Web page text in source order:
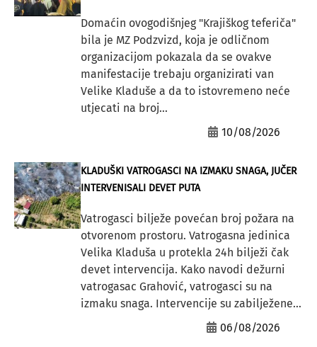
Domaćin ovogodišnjeg "Krajiškog teferiča"
bila je MZ Podzvizd, koja je odličnom
organizacijom pokazala da se ovakve
manifestacije trebaju organizirati van
Velike Kladuše a da to istovremeno neće
utjecati na broj...
10/08/2026
KLADUŠKI VATROGASCI NA IZMAKU SNAGA, JUČER
INTERVENISALI DEVET PUTA
Vatrogasci bilježe povećan broj požara na
otvorenom prostoru. Vatrogasna jedinica
Velika Kladuša u protekla 24h bilježi čak
devet intervencija. Kako navodi dežurni
vatrogasac Grahović, vatrogasci su na
izmaku snaga. Intervencije su zabilježene...
06/08/2026